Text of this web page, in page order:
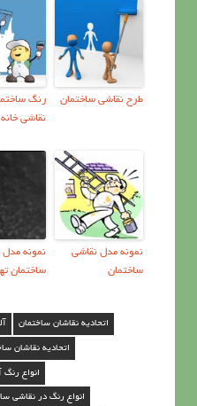
طرح نقاشي ساختمان
رنگ
نقاشی
نمونه مدل نقاشي
ساختمان
نمونه مدل
ساختمان
اتحادیه نقاشان ساختمان
اتحادیه نقاشان
انواع
انواع رنگ در نقاشی